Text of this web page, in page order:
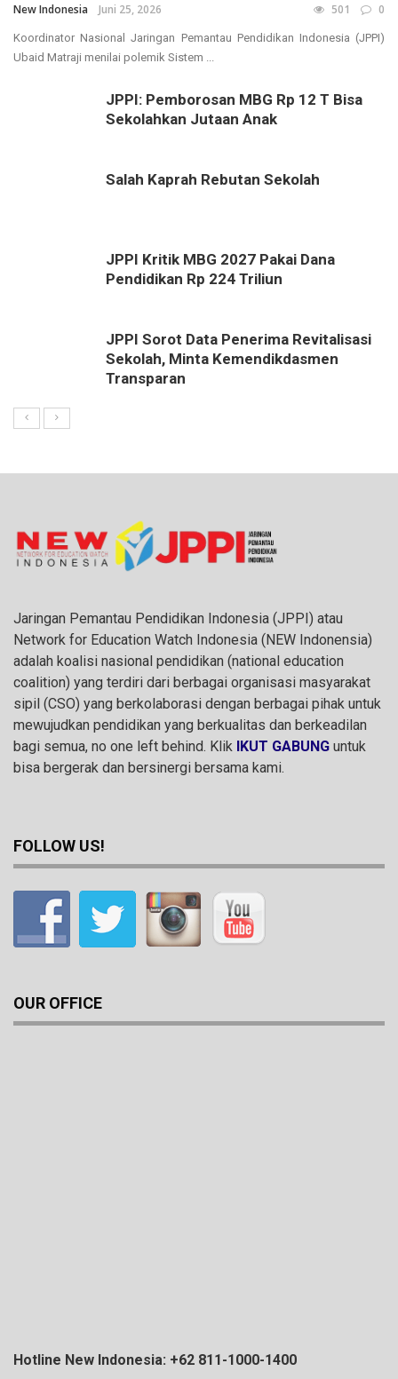
New Indonesia Juni 25, 2026 501 0
Koordinator Nasional Jaringan Pemantau Pendidikan Indonesia (JPPI)
Ubaid Matraji menilai polemik Sistem ...
JPPI: Pemborosan MBG Rp 12 T Bisa
Sekolahkan Jutaan Anak
Salah Kaprah Rebutan Sekolah
JPPI Kritik MBG 2027 Pakai Dana
Pendidikan Rp 224 Triliun
JPPI Sorot Data Penerima Revitalisasi
Sekolah, Minta Kemendikdasmen
Transparan
Jaringan Pemantau Pendidikan Indonesia (JPPI) atau
Network for Education Watch Indonesia (NEW Indonensia)
adalah koalisi nasional pendidikan (national education
coalition) yang terdiri dari berbagai organisasi masyarakat
sipil (CSO) yang berkolaborasi dengan berbagai pihak untuk
mewujudkan pendidikan yang berkualitas dan berkeadilan
bagi semua, no one left behind. Klik IKUT GABUNG untuk
bisa bergerak dan bersinergi bersama kami.
FOLLOW US!
OUR OFFICE
Hotline New Indonesia: +62 811-1000-1400